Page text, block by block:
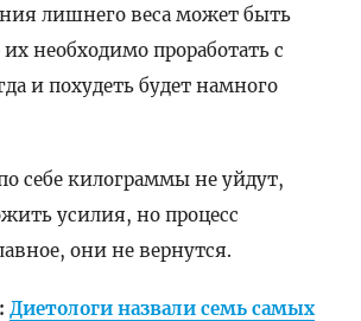
лишнего веса может быть
необходимо проработать с
и похудеть будет намного
себе килограммы не уйдут,
усилия, но процесс
они не вернутся.
Диетологи назвали семь самых